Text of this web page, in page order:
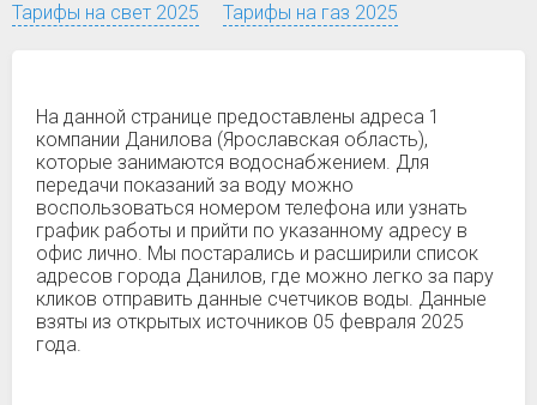
Тарифы на свет 2025 Тарифы на газ 2025
На данной странице предоставлены адреса 1
компании Данилова (Ярославская область),
которые занимаются водоснабжением. Для
передачи показаний за воду можно
воспользоваться номером телефона или узнать
график работы и прийти по указанному адресу в
офис лично. Мы постарались и расширили список
адресов города Данилов, где можно легко за пару
кликов отправить данные счетчиков воды. Данные
взяты из открытых источников 05 февраля 2025
года.